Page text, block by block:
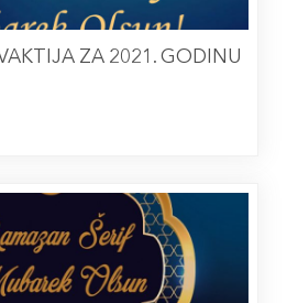
ZA 2021. GODINU